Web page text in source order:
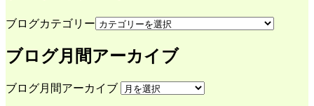
ブログカテゴリー
ブログ月間アーカイブ
ブログ月間アーカイブ